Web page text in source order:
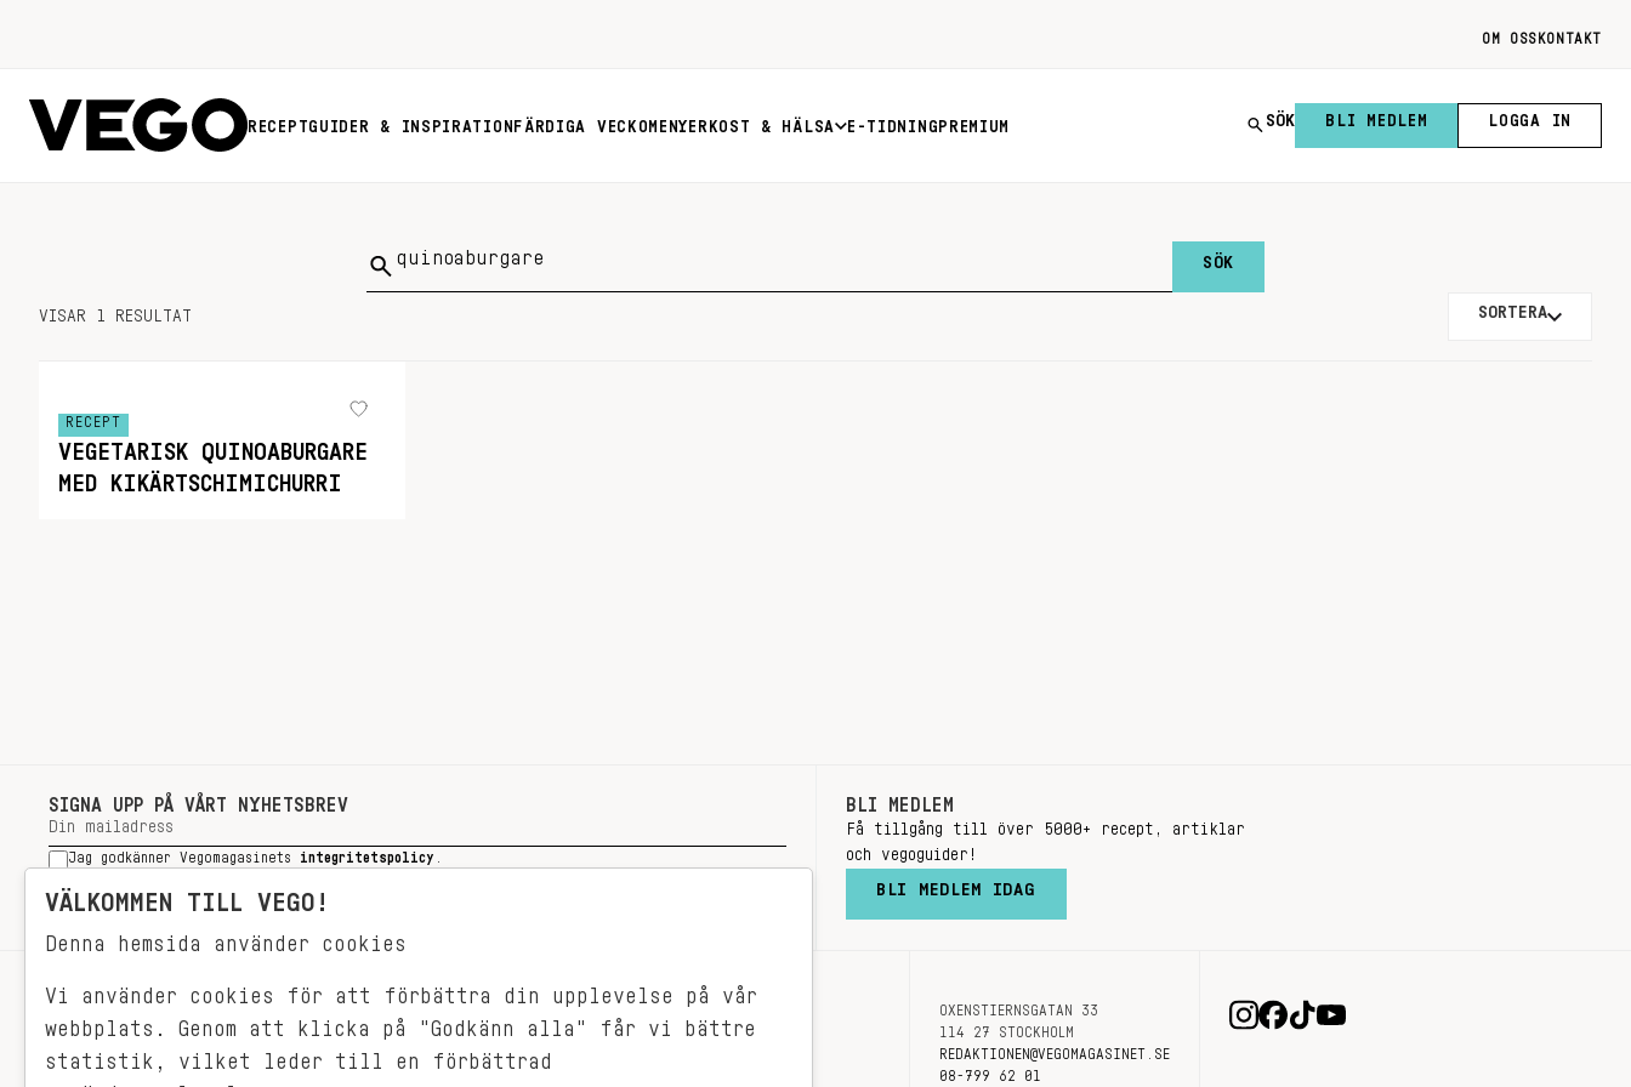
OM OSS KONTAKT
RECEPTGUIDER & INSPIRATION FÄRDIGA VECKOMENYER KOST & HÄLSA E-TIDNING PREMIUM SÖK BLI MEDLEM LOGGA IN
Sök
VISAR 1 RESULTAT SORTERA
RECEPT
VEGETARISK QUINOABURGARE
MED KIKÄRTSCHIMICHURRI
SIGNA UPP PÅ VÅRT NYHETSBREV
Jag godkänner Vegomagasinets integritetspolicy
SIGNA UPP
BLI MEDLEM
Få tillgång till över 5000+ recept, artiklar
och vegoguider!
BLI MEDLEM IDAG
RECEPT
VEGONYTT
OM OSS
OXENSTIERNSGATAN 33
114 27 STOCKHOLM
REDAKTIONEN@VEGOMAGASINET.SE
08-799 62 01
VÄLKOMMEN TILL VEGO!
Denna hemsida använder cookies
Vi använder cookies för att förbättra din upplevelse på vår
webbplats. Genom att klicka på "Godkänn alla" får vi bättre
statistik, vilket leder till en förbättrad